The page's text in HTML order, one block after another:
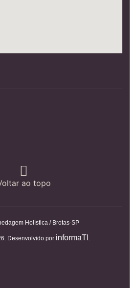
ao topo
Holística / Brotas-SP
Desenvolvido por informaTI .